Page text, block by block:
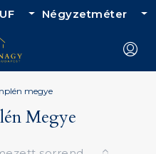
Négyzetméter
megye
Megye